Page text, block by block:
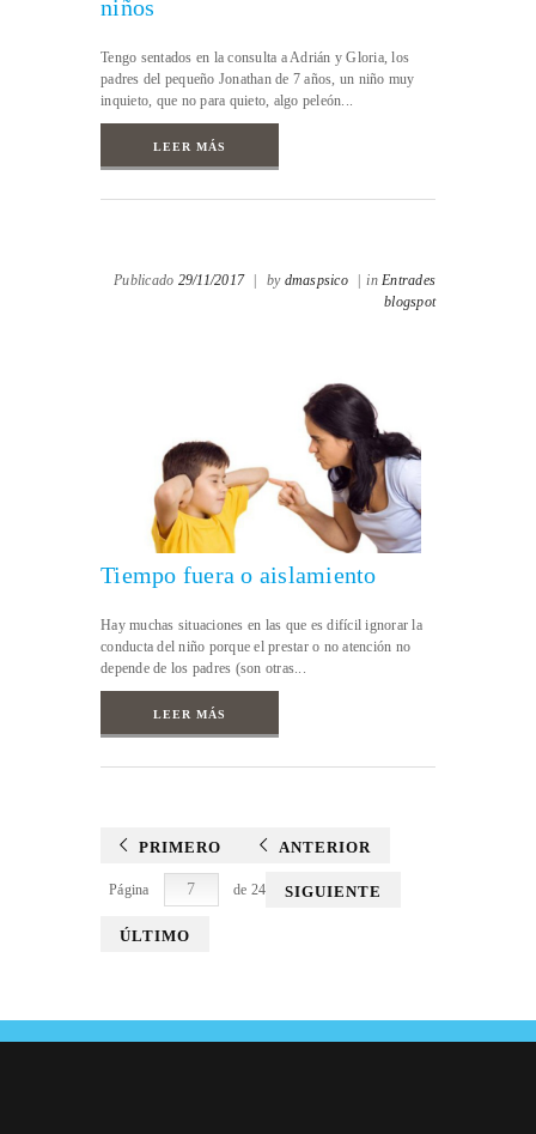
niños
Tengo sentados en la consulta a Adrián y Gloria, los
padres del pequeño Jonathan de 7 años, un niño muy
inquieto, que no para quieto, algo peleón...
LEER MÁS
Publicado 29/11/2017 | by dmaspsico | in Entrades
blogspot
Tiempo fuera o aislamiento
Hay muchas situaciones en las que es difícil ignorar la
conducta del niño porque el prestar o no atención no
depende de los padres (son otras...
LEER MÁS
PRIMERO ANTERIOR
Página de 24 SIGUIENTE
ÚLTIMO